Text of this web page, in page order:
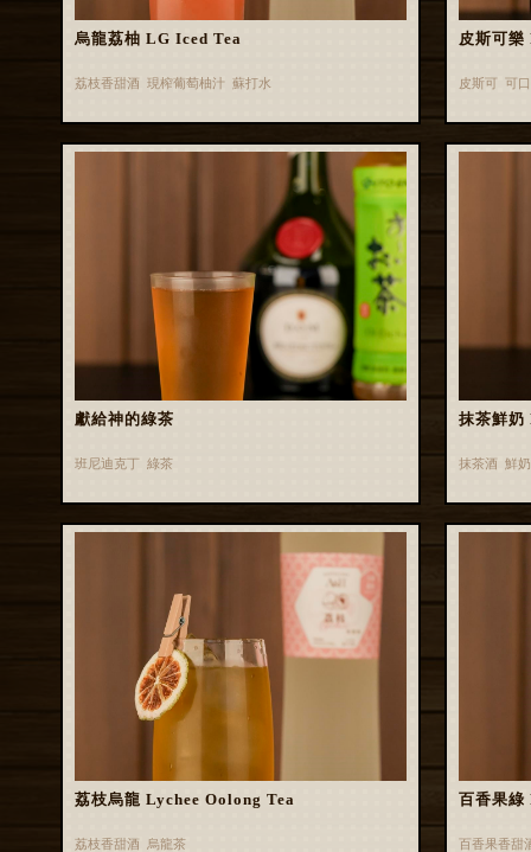
烏龍荔柚 LG Iced Tea
荔枝香甜酒 現榨葡萄柚汁 蘇打水
皮斯可
皮斯可 可
獻給神的綠茶
班尼迪克丁 綠茶
抹茶鮮
抹茶酒 鮮
荔枝烏龍 Lychee Oolong Tea
荔枝香甜酒 烏龍茶
百香果
百香果香甜